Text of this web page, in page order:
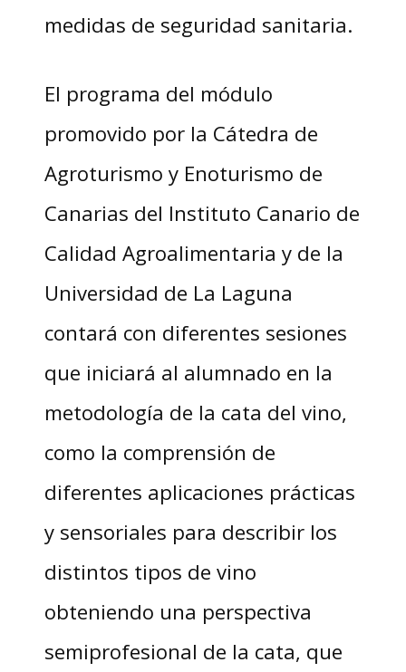
medidas de seguridad sanitaria.
El programa del módulo
promovido por la Cátedra de
Agroturismo y Enoturismo de
Canarias del Instituto Canario de
Calidad Agroalimentaria y de la
Universidad de La Laguna
contará con diferentes sesiones
que iniciará al alumnado en la
metodología de la cata del vino,
como la comprensión de
diferentes aplicaciones prácticas
y sensoriales para describir los
distintos tipos de vino
obteniendo una perspectiva
semiprofesional de la cata, que